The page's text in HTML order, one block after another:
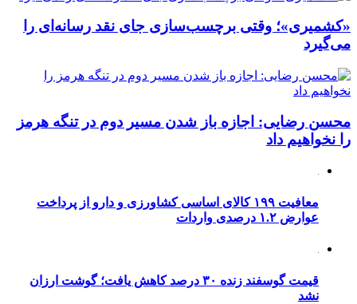
«کشمیری»؛ وقتی برچسب‌سازی جای نقد رسانه‌ای را
می‌گیرد
محسن رضایی: اجازه باز شدن مسیر دوم در تنگه هرمز
را نخواهیم داد
معافیت ۱۹۹ کالای اساسی کشاورزی و دارو از پرداخت
عوارض ۱.۲ درصدی واردات
قیمت گوسفند زنده ۳۰ درصد کاهش یافت؛ گوشت ارزان
نشد